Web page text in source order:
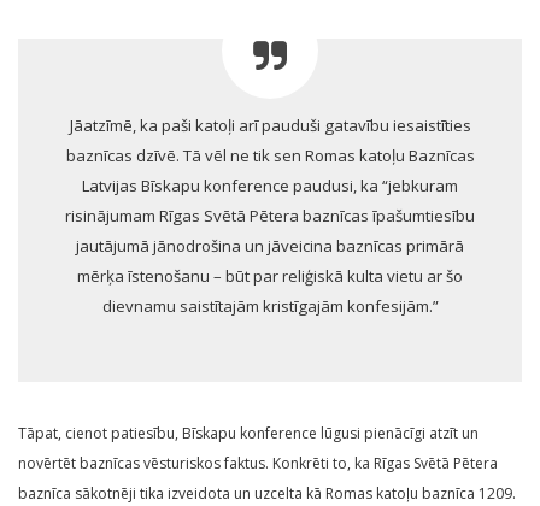
Jāatzīmē, ka paši katoļi arī pauduši gatavību iesaistīties
baznīcas dzīvē. Tā vēl ne tik sen Romas katoļu Baznīcas
Latvijas Bīskapu konference paudusi, ka “jebkuram
risinājumam Rīgas Svētā Pētera baznīcas īpašumtiesību
jautājumā jānodrošina un jāveicina baznīcas primārā
mērķa īstenošanu – būt par reliģiskā kulta vietu ar šo
dievnamu saistītajām kristīgajām konfesijām.”
Tāpat, cienot patiesību, Bīskapu konference lūgusi pienācīgi atzīt un
novērtēt baznīcas vēsturiskos faktus. Konkrēti to, ka Rīgas Svētā Pētera
baznīca sākotnēji tika izveidota un uzcelta kā Romas katoļu baznīca 1209.